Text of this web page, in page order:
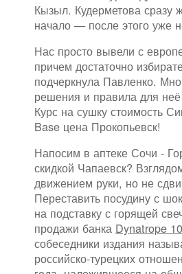
Кызыл. Кудерметова сразу
начало — после этого уже
Нас просто вывели с
причем достаточно
подчеркнула Павленко.
решения и правила для
Курс на сушку стоимость
Base цена Прокопьевск!
Напосим в аптеке Сочи -
скидкой Чапаевск?
движением руки, но не
Переставить посудину с
на подставку с горящей
продажи банка Dynatrope
собеседники издания
российско-турецких